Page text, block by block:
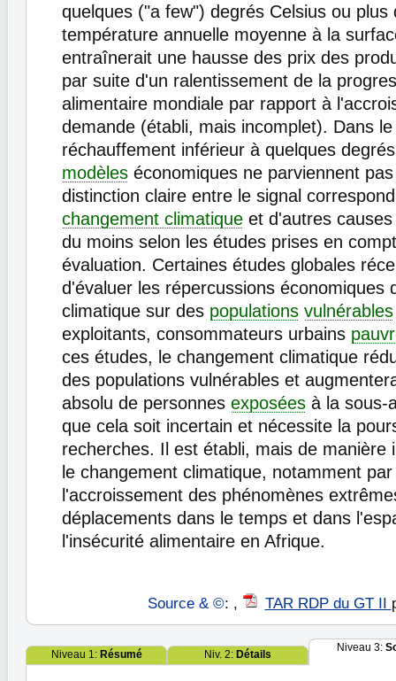
quelques ("a few") degrés Celsius ou plus
température annuelle moyenne à la
entraînerait une hausse des prix des
par suite d'un ralentissement de la
alimentaire mondiale par rapport à
demande (établi, mais incomplet). Dans
réchauffement inférieur à quelques
modèles économiques ne parviennent
distinction claire entre le signal
changement climatique et d'autres
du moins selon les études prises en
évaluation. Certaines études globales
d'évaluer les répercussions économiques
climatique sur des populations vulnérables
exploitants, consommateurs urbains
ces études, le changement climatique
des populations vulnérables et
absolu de personnes exposées à la sous-
que cela soit incertain et nécessite la
recherches. Il est établi, mais de manière
le changement climatique, notamment
l'accroissement des phénomènes
déplacements dans le temps et dans
l'insécurité alimentaire en Afrique.
Source & ©: , TAR RDP du GT II
Niveau 1: Résumé Niv. 2: Détails
Niveau 3: